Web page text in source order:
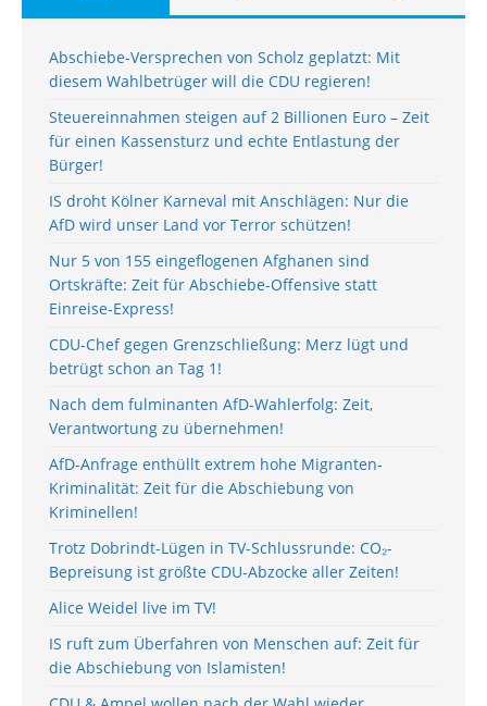
Abschiebe-Versprechen von Scholz geplatzt: Mit
diesem Wahlbetrüger will die CDU regieren!
Steuereinnahmen steigen auf 2 Billionen Euro – Zeit
für einen Kassensturz und echte Entlastung der
Bürger!
IS droht Kölner Karneval mit Anschlägen: Nur die
AfD wird unser Land vor Terror schützen!
Nur 5 von 155 eingeflogenen Afghanen sind
Ortskräfte: Zeit für Abschiebe-Offensive statt
Einreise-Express!
CDU-Chef gegen Grenzschließung: Merz lügt und
betrügt schon an Tag 1!
Nach dem fulminanten AfD-Wahlerfolg: Zeit,
Verantwortung zu übernehmen!
AfD-Anfrage enthüllt extrem hohe Migranten-
Kriminalität: Zeit für die Abschiebung von
Kriminellen!
Trotz Dobrindt-Lügen in TV-Schlussrunde: CO₂-
Bepreisung ist größte CDU-Abzocke aller Zeiten!
Alice Weidel live im TV!
IS ruft zum Überfahren von Menschen auf: Zeit für
die Abschiebung von Islamisten!